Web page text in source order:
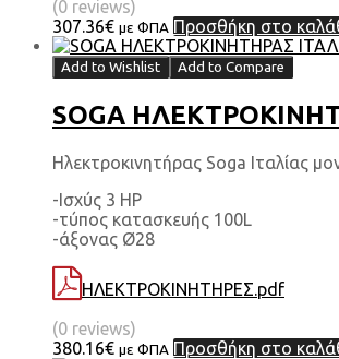
(0 reviews)
307.36€ με ΦΠΑ Προσθήκη στο
Add to Wishlist Add to Compare
SOGA
Ηλεκτροκινητήρας Soga Ιταλίας
-Ισχύς 3 HP
-τύπος κατασκευής 100L
-άξονας Ø28
ΗΛΕΚΤΡΟΚΙΝΗΤΗΡΕΣ.pdf
(0 reviews)
380.16€ με ΦΠΑ Προσθήκη στο